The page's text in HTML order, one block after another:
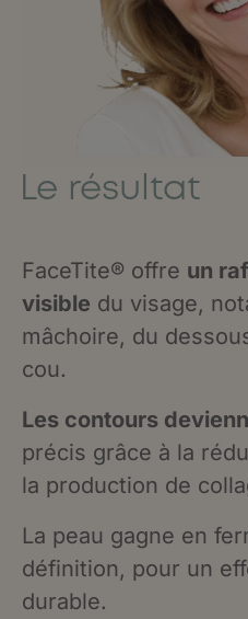
Le résultat
FaceTite® offre un
visible du visage,
mâchoire, du
cou.
Les contours
précis grâce à la
la production de
La peau gagne en
définition, pour un
durable.